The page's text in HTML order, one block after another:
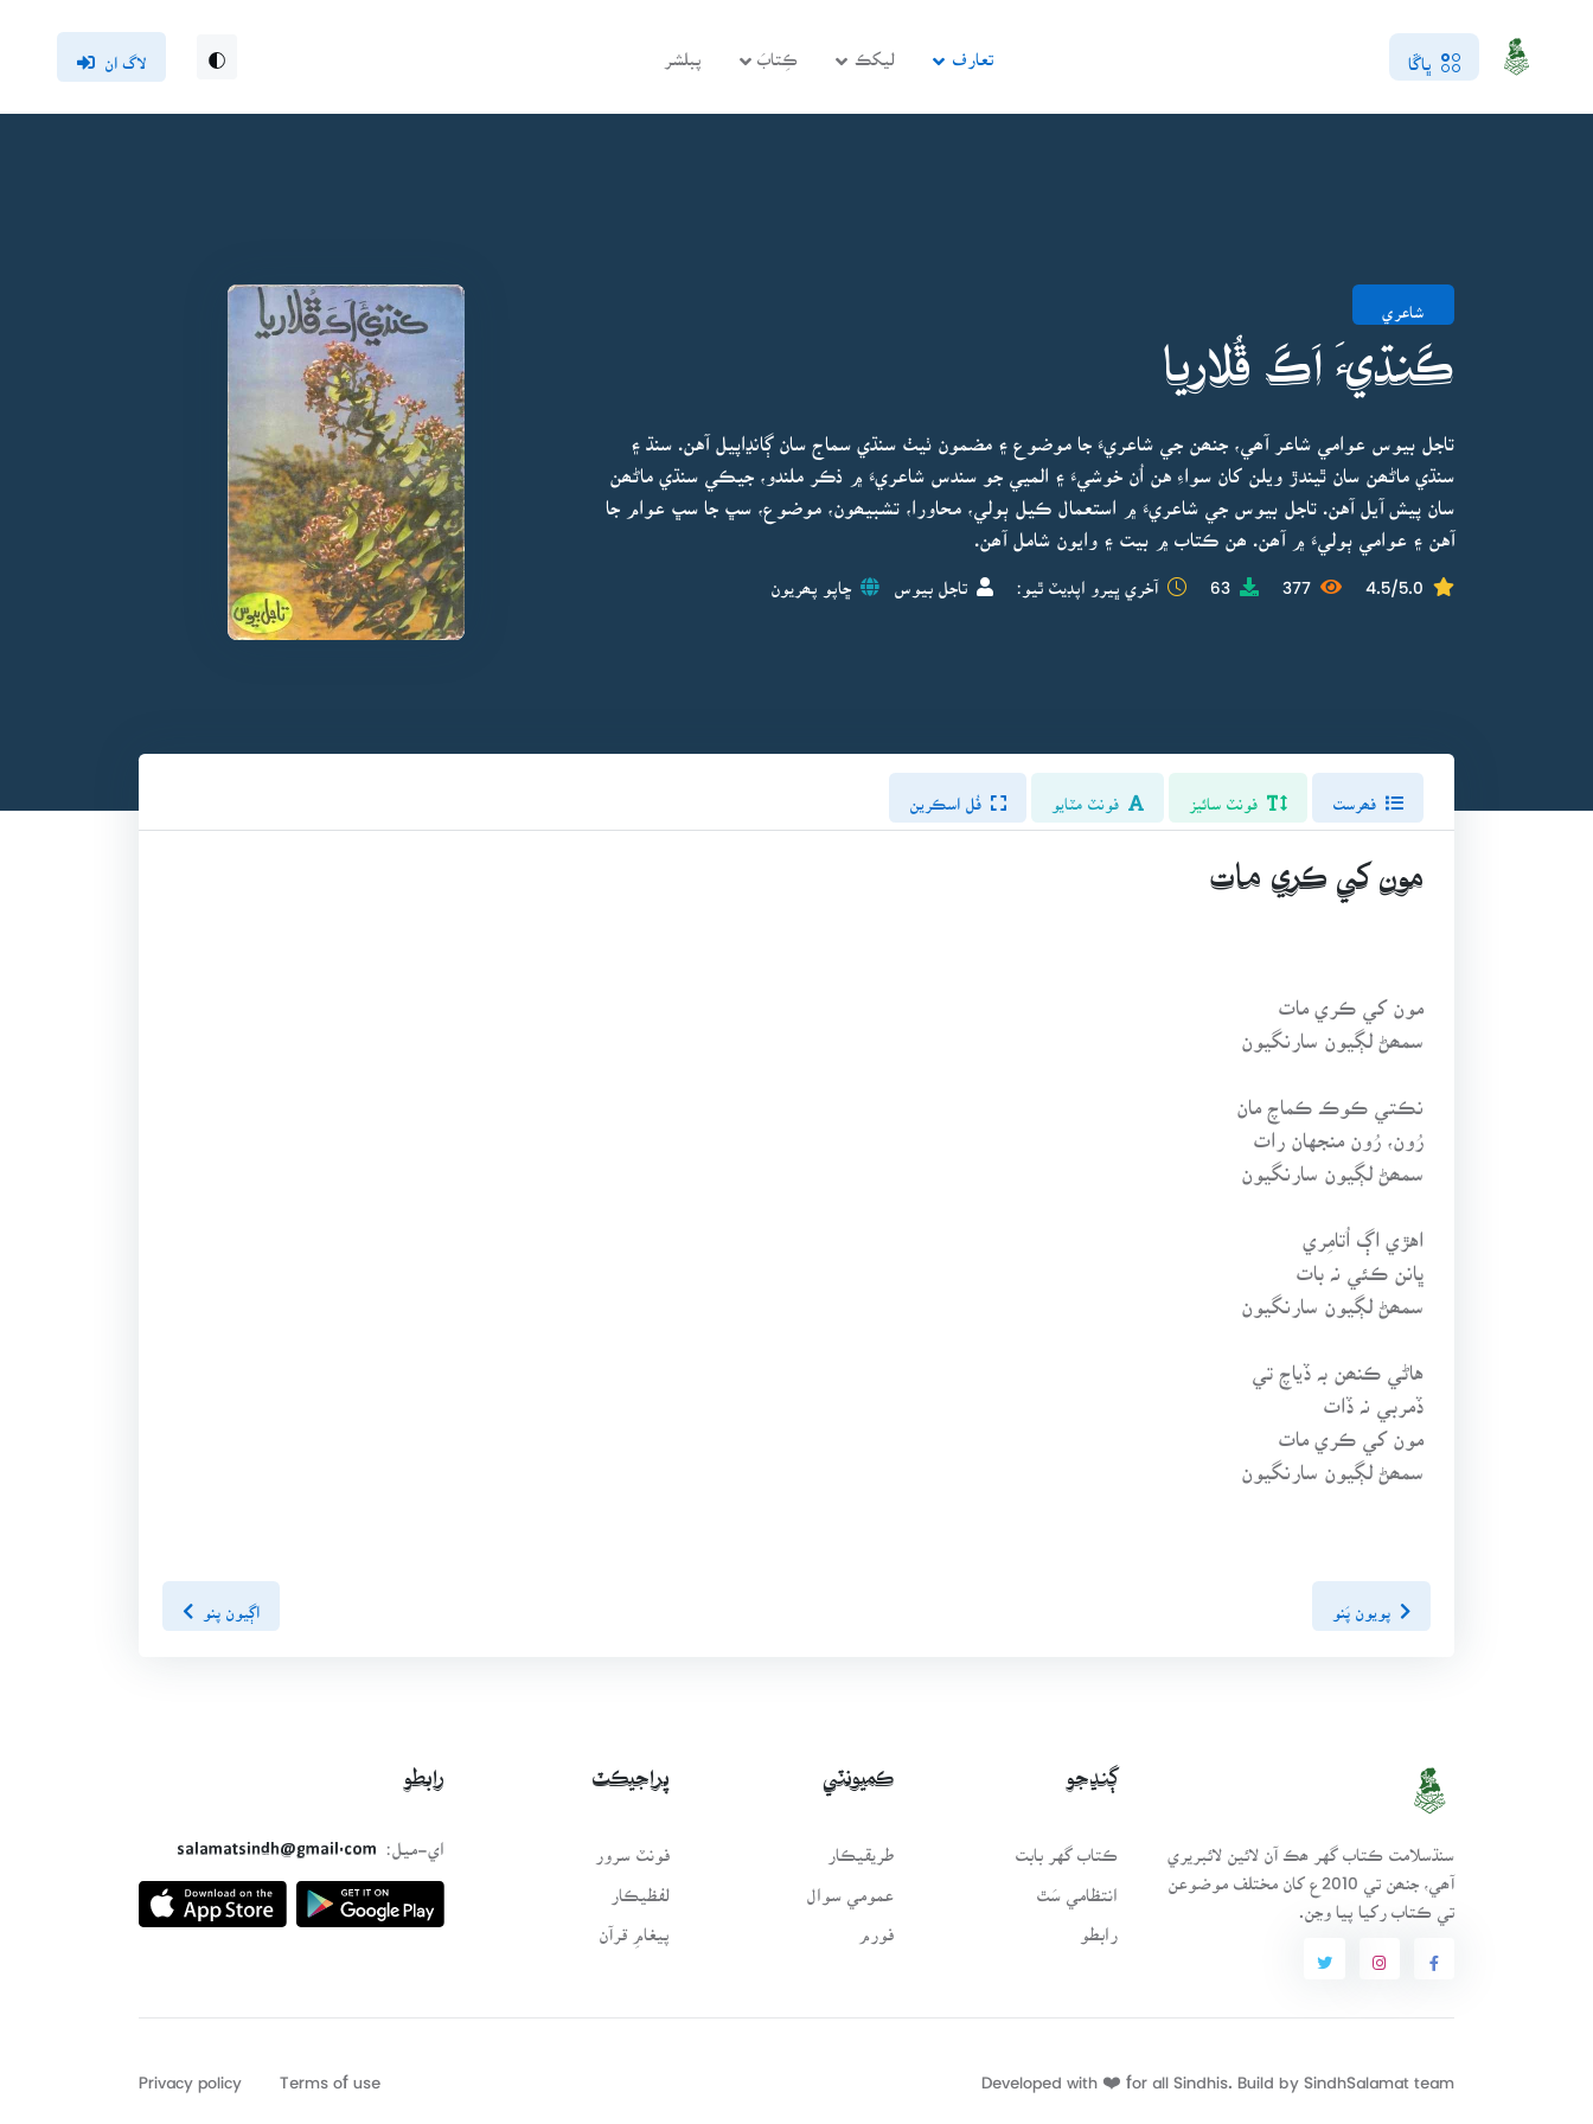
ڀاڱا تعارف ليکڪ ڪِتابَ پبلشر لاگ ان
شاعري
ڪَنڌيءَ اَڪَ ڦُلاريا
تاجل بيوس عوامي شاعر آھي، جنھن جي شاعريءَ جا موضوع ۽ مضمون ٺيٺ سنڌي سماج سان ڳانڍاپيل آهن. سنڌ ۽
سنڌي ماڻھن سان ٿيندڙ ويلن کان سواءِ هن اُن خوشيءَ ۽ الميي جو سندس شاعريءَ ۾ ذڪر ملندو، جيڪي سنڌي ماڻھن
سان پيش آيل آهن. تاجل بيوس جي شاعريءَ ۾ استعمال ڪيل ٻولي، محاورا، تشبيھون، موضوع، سڀ جا سڀ عوام جا
آهن ۽ عوامي ٻوليءَ ۾ آھن. ھن ڪتاب ۾ بيت ۽ وايون شامل آھن.
4.5/5.0
377
63 آخري ڀيرو اپڊيٽ ٿيو: تاجل بيوس ڇاپو پھريون
فونٽ سائيز فونٽ مٽايو فُل اسڪرين
مون کي ڪري مات
مون کي ڪري مات
سمھڻ لڳيون سارنگيون
نڪتي ڪوڪ ڪماچ مان
رُون، رُون منجهان رات
سمھڻ لڳيون سارنگيون
اهڙي اڳ اُتامِري
ڀانن ڪئي نہ بات
سمھڻ لڳيون سارنگيون
هاڻي ڪنھن بہ ڏياچ تي
ڏمربي نہ ڏات
مون کي ڪري مات
سمھڻ لڳيون سارنگيون
پويون پَنو اڳيون پنو
سنڌسلامت ڪتاب گهر ھڪ آن لائين لائبريري
آھي، جنھن تي 2010ع کان مختلف موضوعن
تي ڪتاب رکيا پيا وڃن.
ڳنڍجو
ڪتاب گهر بابت
انتظامي سَٿ
رابطو
ڪميونٽي
طريقيڪار
عمومي سوال
فورم
پراجيڪٽ
فونٽ سرور
لفظيڪار
پيغامِ قرآن
رابطو
اي-ميل:
salamatsindh@gmail.com
Developed with ❤️ for all Sindhis. Build by SindhSalamat
Terms of use
Privacy policy